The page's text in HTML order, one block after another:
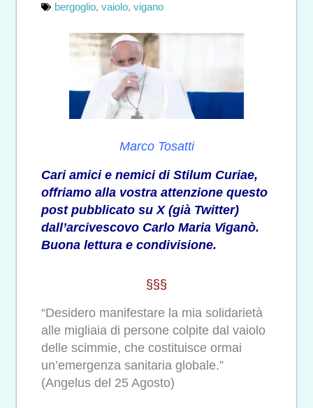
bergoglio, vaiolo, vigano
Marco Tosatti
Cari amici e nemici di Stilum Curiae,
offriamo alla vostra attenzione questo
post pubblicato su X (già Twitter)
dall’arcivescovo Carlo Maria Viganò.
Buona lettura e condivisione.
§§§
“Desidero manifestare la mia solidarietà
alle migliaia di persone colpite dal vaiolo
delle scimmie, che costituisce ormai
un’emergenza sanitaria globale.”
(Angelus del 25 Agosto)